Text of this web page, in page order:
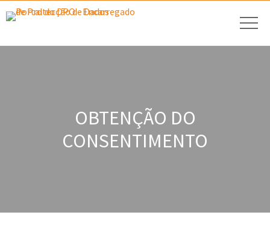
OBTENÇÃO DO
CONSENTIMENTO